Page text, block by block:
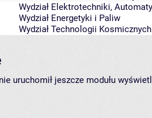
Wydział Elektrotechniki,
Wydział Energetyki i Paliw
Wydział Technologii Kosmicznych
uruchomił jeszcze modułu